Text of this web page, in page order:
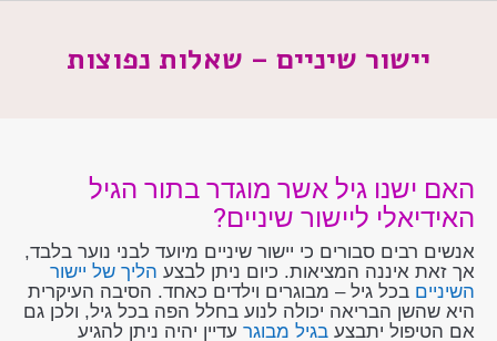
יישור שיניים – שאלות נפוצות
האם ישנו גיל אשר מוגדר בתור הגיל
האידיאלי ליישור שיניים?
אנשים רבים סבורים כי יישור שיניים מיועד לבני נוער בלבד,
אך זאת איננה המציאות. כיום ניתן לבצע הליך של יישור
השיניים בכל גיל – מבוגרים וילדים כאחד. הסיבה העיקרית
היא שהשן הבריאה יכולה לנוע בחלל הפה בכל גיל, ולכן גם
אם הטיפול יתבצע בגיל מבוגר עדיין יהיה ניתן להגיע